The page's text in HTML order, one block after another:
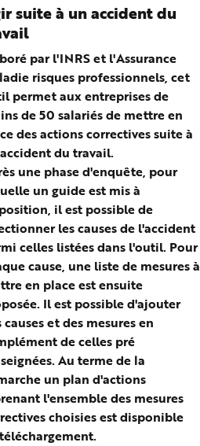
suite à un accident du
par l'INRS et l'Assurance
risques professionnels, cet
permet aux entreprises de
de 50 salariés de mettre en
des actions correctives suite à
du travail.
une phase d'enquête, pour
un guide est mis à
il est possible de
les causes de l'accident
celles listées dans l'outil. Pour
cause, une liste de mesures à
en place est ensuite
Il est possible d'ajouter
causes et des mesures en
de celles pré
Au terme de la
un plan d'actions
l'ensemble des mesures
choisies est disponible